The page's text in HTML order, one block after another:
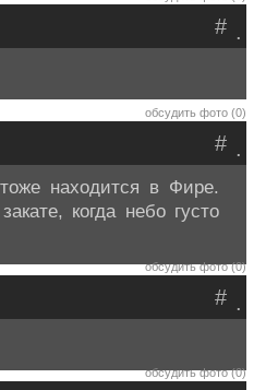
.
#
обсудить фото (0)
.
#
находится в Фире.
когда небо густо
обсудить фото (0)
.
#
обсудить фото (0)